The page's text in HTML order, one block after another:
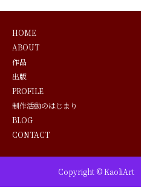
HOME
ABOUT
作品
出版
PROFILE
制作活動のはじまり
BLOG
CONTACT
Copyright © KaoliArt